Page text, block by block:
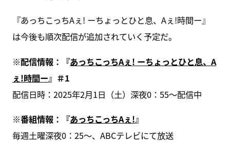
『あっちこっちAぇ! ーちょっとひと息、Aぇ!時間ー』
は今後も順次配信が追加されていく予定だ。
※配信情報：『あっちこっちAぇ! ーちょっとひと息、A
ぇ!時間ー』＃1
配信日時：2025年2月1日（土）深夜0：55～配信中
※番組情報：『あっちこっちAぇ!』
毎週土曜深夜0：25〜、ABCテレビにて放送